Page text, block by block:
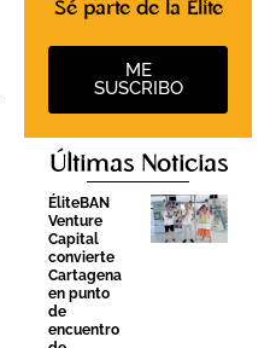
Sé parte de la Élite
ME
SUSCRIBO
Últimas Noticias
ÉliteBAN
Venture
Capital
convierte
Cartagena
en punto
de
encuentro